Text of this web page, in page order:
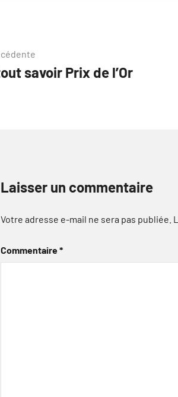
savoir Prix de l’Or
Laisser un commentaire
Votre adresse e-mail ne sera pas publiée.
Commentaire*